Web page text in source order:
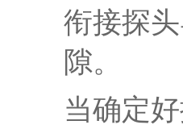
衔接探
隙。
当确定